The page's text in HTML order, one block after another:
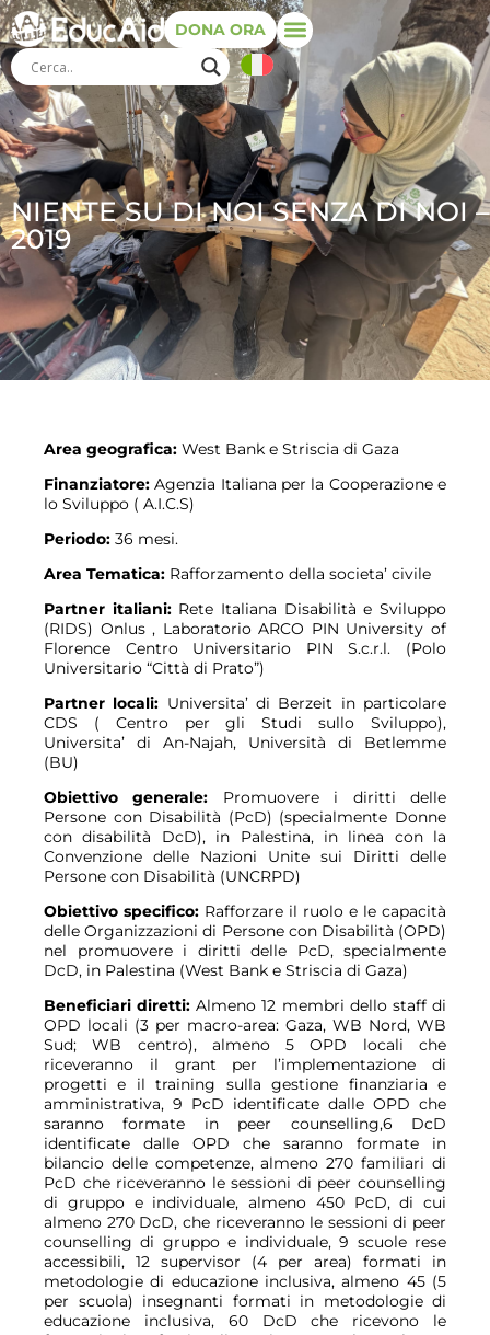
DONA ORA
NIENTE SU DI NOI SENZA DI NOI –
2019
Area geografica: West Bank e Striscia di Gaza
Finanziatore: Agenzia Italiana per la Cooperazione e
lo Sviluppo ( A.I.C.S)
Periodo: 36 mesi.
Area Tematica: Rafforzamento della societa’ civile
Partner italiani: Rete Italiana Disabilità e Sviluppo
(RIDS) Onlus , Laboratorio ARCO PIN University of
Florence Centro Universitario PIN S.c.r.l. (Polo
Universitario “Città di Prato”)
Partner locali: Universita’ di Berzeit in particolare
CDS ( Centro per gli Studi sullo Sviluppo),
Universita’ di An-Najah, Università di Betlemme
(BU)
Obiettivo generale: Promuovere i diritti delle
Persone con Disabilità (PcD) (specialmente Donne
con disabilità DcD), in Palestina, in linea con la
Convenzione delle Nazioni Unite sui Diritti delle
Persone con Disabilità (UNCRPD)
Obiettivo specifico: Rafforzare il ruolo e le capacità
delle Organizzazioni di Persone con Disabilità (OPD)
nel promuovere i diritti delle PcD, specialmente
DcD, in Palestina (West Bank e Striscia di Gaza)
Beneficiari diretti:Almeno 12 membri dello staff di
OPD locali (3 per macro-area: Gaza, WB Nord, WB
Sud; WB centro), almeno 5 OPD locali che
riceveranno il grant per l’implementazione di
progetti e il training sulla gestione finanziaria e
amministrativa, 9 PcD identificate dalle OPD che
saranno formate in peer counselling,6 DcD
identificate dalle OPD che saranno formate in
bilancio delle competenze, almeno 270 familiari di
PcD che riceveranno le sessioni di peer counselling
di gruppo e individuale, almeno 450 PcD, di cui
almeno 270 DcD, che riceveranno le sessioni di peer
counselling di gruppo e individuale, 9 scuole rese
accessibili, 12 supervisor (4 per area) formati in
metodologie di educazione inclusiva, almeno 45 (5
per scuola) insegnanti formati in metodologie di
educazione inclusiva, 60 DcD che ricevono le